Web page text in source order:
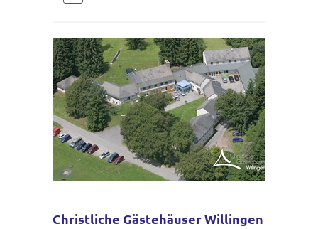
Christliche Gästehäuser Willingen